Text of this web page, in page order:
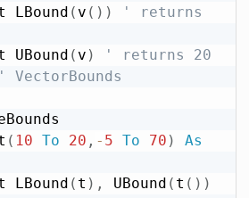
LBound
( v ( ) )
' returns
UBound
( v )
' returns 20
' VectorBounds
( 10 To 20 , - 5 To 70 )
As
LBound
( t ) , UBound ( t ( ) )